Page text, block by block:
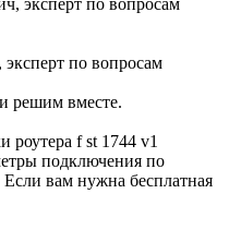
по вопросам
решим вместе.
роутера f st 1744 v1
подключения по
вам нужна бесплатная